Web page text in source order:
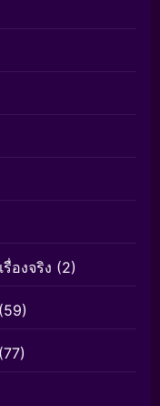
องจริง (2)
(59)
(77)